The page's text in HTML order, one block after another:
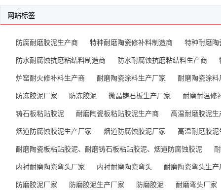
网站标签
防腐耐磨胶泥生产商 特种耐磨陶瓷修补料制造商
特种耐磨
防水耐腐蚀抗磨粘结料制造商
防水耐腐蚀抗磨粘结料生产商
炉窑耐火修补料生产商
耐磨陶瓷涂料生产厂家
耐磨陶瓷涂料
防冻胶泥厂家
防冻胶泥 微晶铸石板生产厂家
耐磨耐温修
铸石板粘贴胶泥
耐磨陶瓷板粘贴胶泥生产商
高温耐磨胶泥生
烟道防腐蚀胶泥生产厂家
烟道防腐蚀胶泥厂家
高温耐磨胶
耐磨陶瓷板粘贴胶泥、耐磨铸石板粘贴胶泥、烟道防腐蚀胶泥
内衬耐磨陶瓷弯头厂家
内衬耐磨陶瓷弯头
耐磨陶瓷弯头生产
防磨胶泥厂家
防磨胶泥生产厂家 防磨胶泥 耐磨弯头厂家